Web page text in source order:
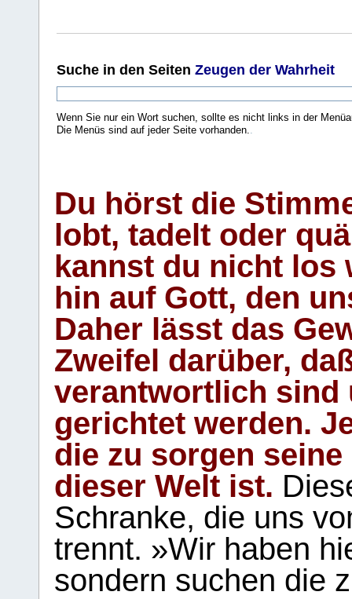
Suche in den Seiten Zeugen der Wahrheit
Wenn Sie nur ein Wort suchen, sollte es nicht links in der
Die Menüs sind auf jeder Seite vorhanden.
Du hörst die
lobt, tadelt oder
kannst du nicht los
hin auf Gott, den
Daher lässt das
Zweifel darüber,
verantwortlich sind
gerichtet werden.
die zu sorgen
dieser Welt ist.
Schranke, die uns
trennt. »Wir haben
sondern suchen die